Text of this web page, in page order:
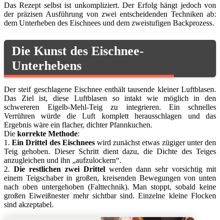
Das Rezept selbst ist unkompliziert. Der Erfolg hängt jedoch von
der präzisen Ausführung von zwei entscheidenden Techniken ab:
dem Unterheben des Eischnees und dem zweistufigen Backprozess.
Die Kunst des Eischnee-
Unterhebens
Der steif geschlagene Eischnee enthält tausende kleiner Luftblasen.
Das Ziel ist, diese Luftblasen so intakt wie möglich in den
schwereren Eigelb-Mehl-Teig zu integrieren. Ein schnelles
Verrühren würde die Luft komplett herausschlagen und das
Ergebnis wäre ein flacher, dichter Pfannkuchen.
Die korrekte Methode:
1.Ein Drittel des Eischneeswird zunächst etwas zügiger unter den
Teig gehoben. Dieser Schritt dient dazu, die Dichte des Teiges
anzugleichen und ihn „aufzulockern“.
2. Die restlichen zwei Drittel werden dann sehr vorsichtig mit
einem Teigschaber in großen, kreisenden Bewegungen von unten
nach oben untergehoben (Falttechnik). Man stoppt, sobald keine
großen Eiweißnester mehr sichtbar sind. Einzelne kleine Flocken
sind akzeptabel.